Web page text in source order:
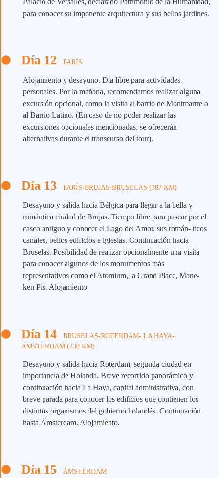
para conocer su imponente arquitectura y sus bellos jardines.
Día 12 PARÍS
Alojamiento y desayuno. Día libre para actividades
personales. Por la mañana, recomendamos realizar alguna
excursión opcional, como la visita al barrio de Montmartre o
al Barrio Latino. (En caso de no poder realizar las
excursiones opcionales mencionadas, se ofrecerán
alternativas durante el transcurso del tour).
Día 13 PARÍS-BRUJAS-BRUSELAS (387 KM)
Desayuno y salida hacia Bélgica para llegar a la bella y
romántica ciudad de Brujas. Tiempo libre para pasear por el
casco antiguo y conocer el Lago del Amor, sus román- ticos
canales, bellos edificios e iglesias. Continuación hacia
Bruselas. Posibilidad de realizar opcionalmente una visita
para conocer algunos de los monumentos más
representativos como el Atomium, la Grand Place, Mane-
ken Pis. Alojamiento.
Día 14
BRUSELAS-ROTERDAM- LA HAYA-
ÁMSTERDAM (230 KM)
Desayuno y salida hacia Roterdam, segunda ciudad en
importancia de Holanda. Breve recorrido panorámico y
continuación hacia La Haya, capital administrativa, con
breve parada para conocer los edificios que contienen los
distintos organismos del gobierno holandés. Continuación
hasta Ámsterdam. Alojamiento.
Día 15 ÁMSTERDAM